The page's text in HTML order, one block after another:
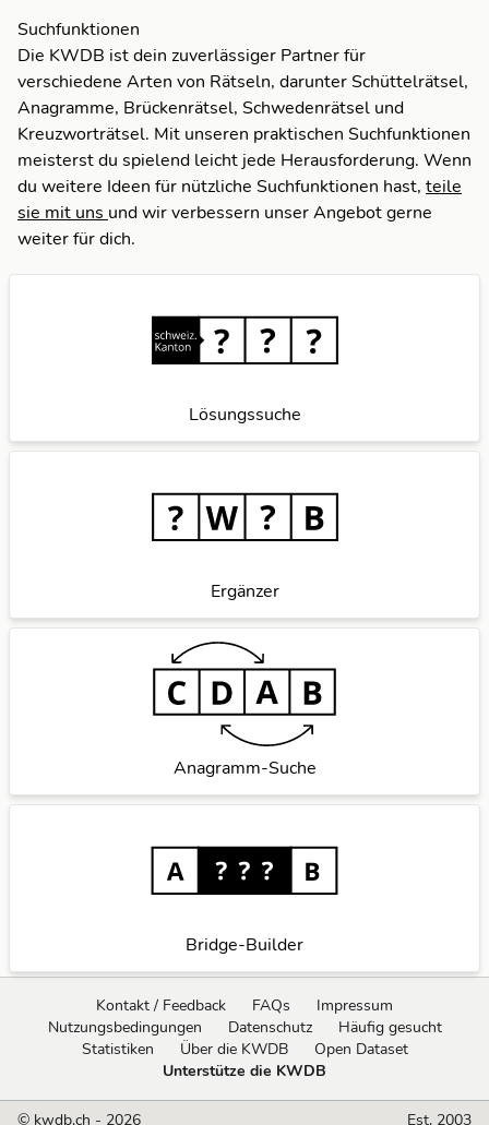
Suchfunktionen
Die KWDB ist dein zuverlässiger Partner für
verschiedene Arten von Rätseln, darunter Schüttelrätsel,
Anagramme, Brückenrätsel, Schwedenrätsel und
Kreuzworträtsel. Mit unseren praktischen Suchfunktionen
meisterst du spielend leicht jede Herausforderung. Wenn
du weitere Ideen für nützliche Suchfunktionen hast, teile
sie mit uns und wir verbessern unser Angebot gerne
weiter für dich.
Lösungssuche
Ergänzer
Anagramm-Suche
Bridge-Builder
Kontakt / Feedback FAQs
Impressum
Nutzungsbedingungen
Datenschutz
Häufig gesucht
Statistiken
Über die KWDB
Open Dataset
Unterstütze die KWDB
© kwdb.ch - 2026 Est. 2003